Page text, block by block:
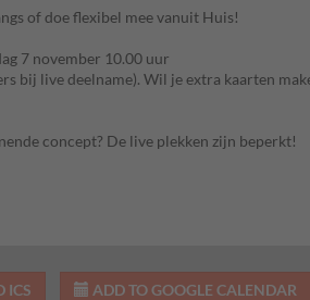
of doe flexibel mee vanuit Huis!
7 november 10.00 uur
bij live deelname). Wil je extra kaarten
concept? De live plekken zijn beperkt!
ICS ADD TO GOOGLE CALENDAR